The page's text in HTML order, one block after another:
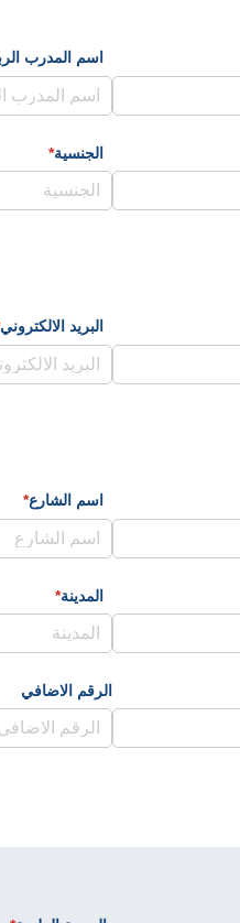
اسم المدرب
الجنسية*
(required)
البريد الالكتروني
اسم الشارع*
(required)
المدينة*
(required)
الرقم الاضافي